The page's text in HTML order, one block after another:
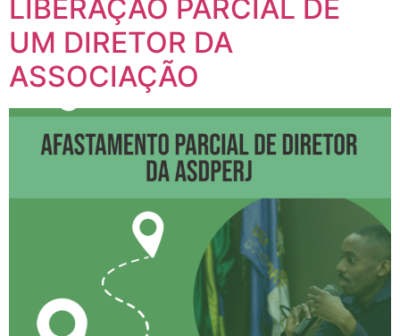
LIBERAÇÃO PARCIAL DE
UM DIRETOR DA
ASSOCIAÇÃO